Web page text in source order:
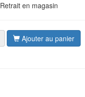
Retrait en magasin
Ajouter au panier